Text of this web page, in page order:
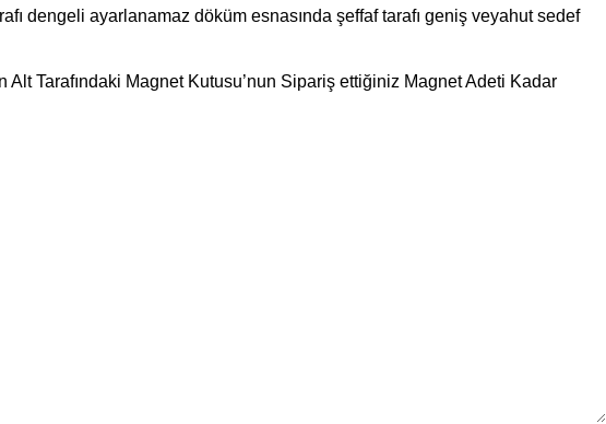
dengeli ayarlanamaz döküm esnasında şeffaf tarafı geniş veyahut sedef
Tarafındaki Magnet Kutusu’nun Sipariş ettiğiniz Magnet Adeti Kadar